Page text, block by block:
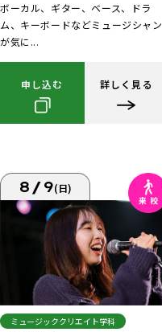
ボーカル、ギター、ベース、ドラ
ム、キーボードなどミュージシャン
が気に...
申し込む 詳しく見る
8/9(日)
ミュージッククリエイト学科